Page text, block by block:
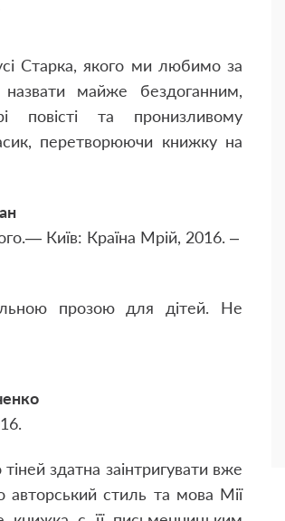
Старка, якого ми любимо за
майже бездоганним,
повісті та пронизливому
перетворюючи книжку на
Київ: Країна Мрій, 2016. –
прозою для дітей. Не
здатна заінтригувати вже
авторський стиль та мова Мії